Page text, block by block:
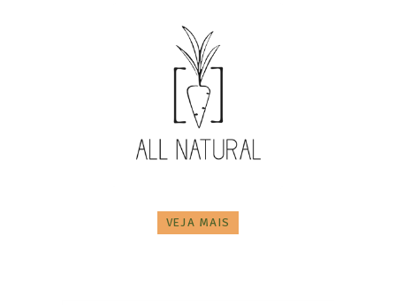
VEJA MAIS